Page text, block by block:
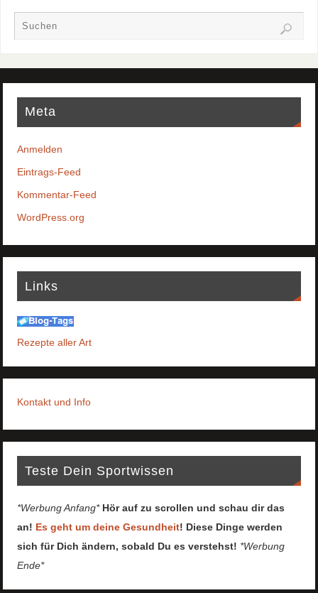
Meta
Anmelden
Eintrags-Feed
Kommentar-Feed
WordPress.org
Links
Rezepte aller Art
Kontakt und Info
Teste Dein Sportwissen
*Werbung Anfang* Hör auf zu scrollen und schau dir das
an! Es geht um deine Gesundheit! Diese Dinge werden
sich für Dich ändern, sobald Du es verstehst! *Werbung
Ende*